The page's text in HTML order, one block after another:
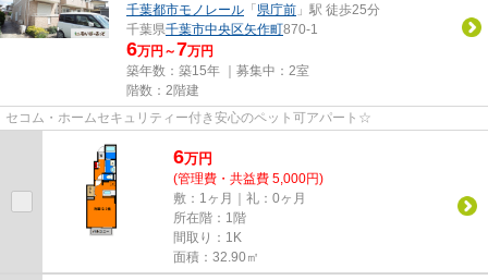
千葉都市モノレール 「 県庁前 」駅 徒歩25分
千葉県千葉市中央区矢作町870-1
6万円～7万円
築年数：築15年 ｜募集中： 2室
階数：2階建
セコム・ホームセキュリティー付き安心のペット可アパート☆
6万円
(管理費・共益費 5,000円)
敷：1ヶ月｜礼：0ヶ月
所在階：1階
間取り：1K
面積：32.90㎡